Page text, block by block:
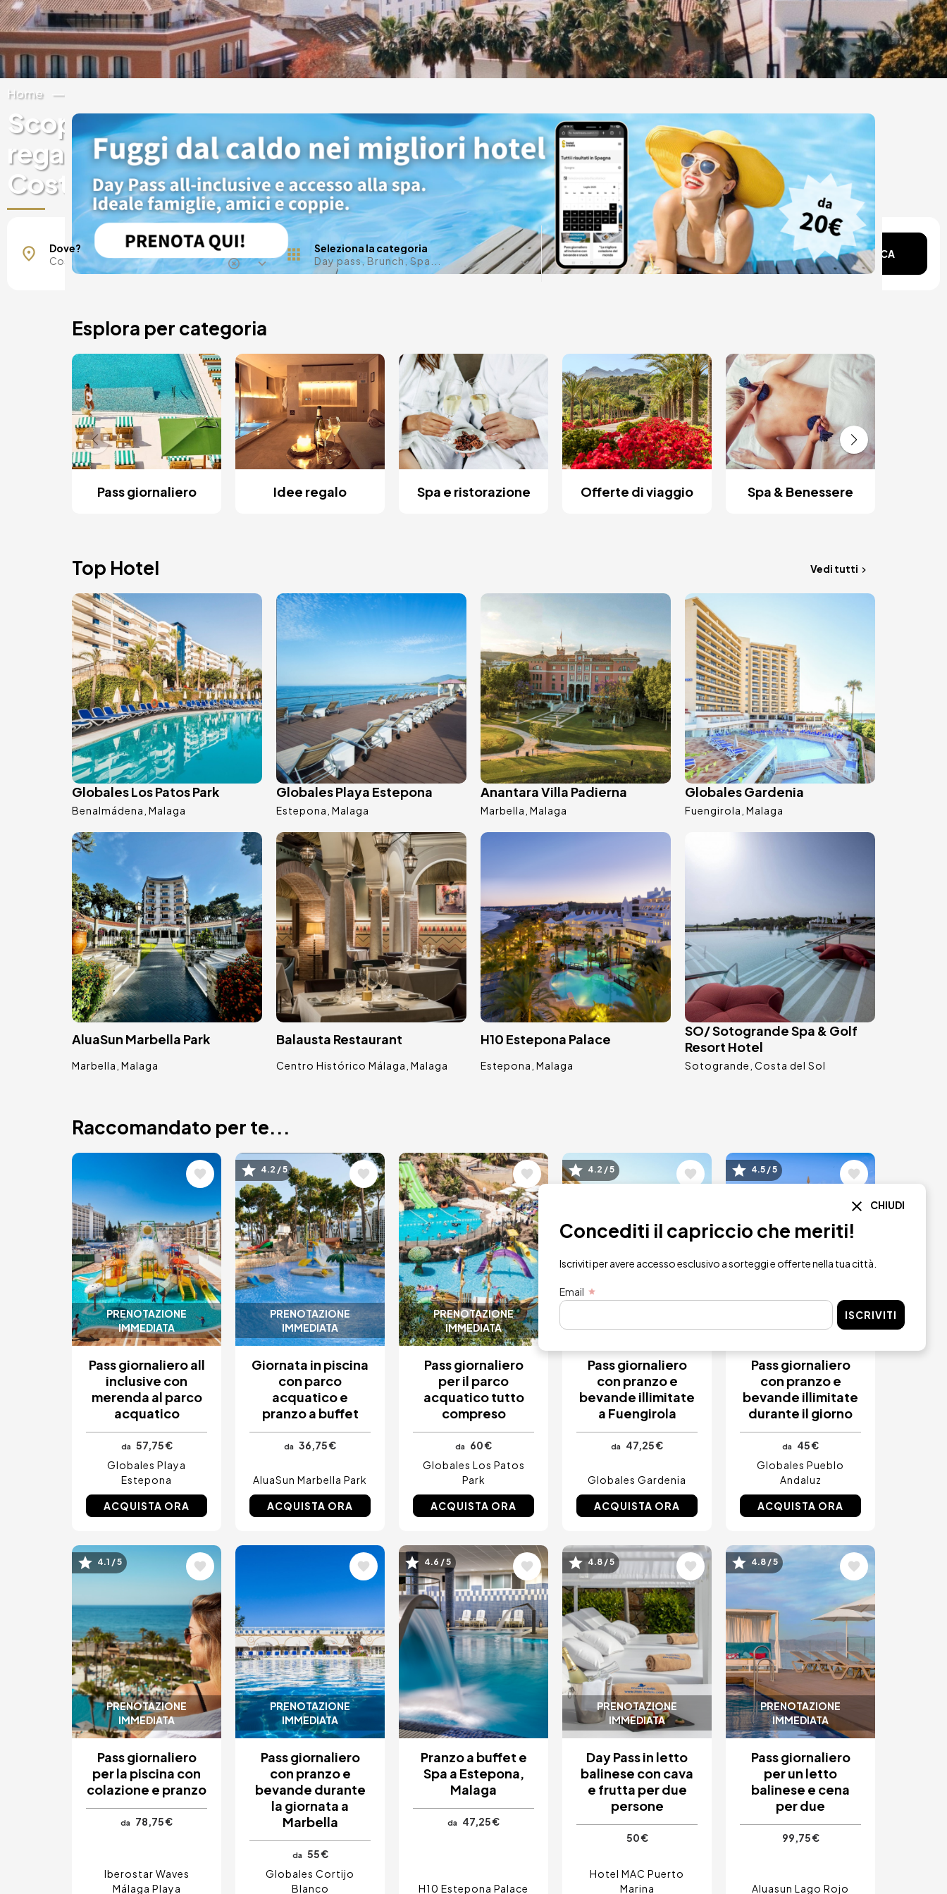
Home
Scopri esperienze e buoni
regalo sui hotel di lusso in
Costa del Sol
Dove?
Seleziona la categoria
Day pass, Brunch, Spa...
Data in mente?
CERCA
Esplora per categoria
Pass giornaliero Idee regalo Spa e ristorazione Offerte di viaggio Spa & Benessere
Top Hotel Vedi tutti
Immagine
Globales Los Patos Park
Benalmádena Malaga
Immagine
Globales Playa Estepona
Estepona Malaga
Immagine
Anantara Villa Padierna
Marbella Malaga
Immagine
Globales Gardenia
Fuengirola Malaga
Immagine
AluaSun Marbella Park
Marbella Malaga
Immagine
Balausta Restaurant
Centro Histórico Málaga Malaga
Immagine
H10 Estepona Palace
Estepona Malaga
SO/ Sotogrande Spa & Golf
Resort Hotel
Sotogrande Costa del Sol
Raccomandato per te...
PRENOTAZIONE
IMMEDIATA
Pass giornaliero all
inclusive con
merenda al parco
acquatico
da 57,75 €
Globales Playa
Estepona
ACQUISTA ORA
PRENOTAZIONE
IMMEDIATA
Immagine
4.2 / 5
Giornata in piscina
con parco
acquatico e
pranzo a buffet
da 36,75 €
AluaSun Marbella Park
ACQUISTA ORA
PRENOTAZIONE
IMMEDIATA
Immagine
Pass giornaliero
per il parco
acquatico tutto
compreso
da
60 €
Globales Los Patos
Park
ACQUISTA ORA
IMMEDIATA
Immagine
4.2 / 5
Pass giornaliero
con pranzo e
bevande illimitate
a Fuengirola
da 47,25 €
Globales Gardenia
ACQUISTA ORA
IMMEDIATA
Immagine
4.5 / 5
Pass giornaliero
con pranzo e
bevande illimitate
durante il giorno
da
45 €
Globales Pueblo
Andaluz
ACQUISTA ORA
PRENOTAZIONE
IMMEDIATA
Immagine
4.1 / 5
Pass giornaliero
per la piscina con
colazione e pranzo
da 78,75 €
Iberostar Waves
Málaga Playa
PRENOTAZIONE
IMMEDIATA
Pass giornaliero
con pranzo e
bevande durante
la giornata a
Marbella
da 55 €
Globales Cortijo
Blanco
Immagine
4.6 / 5
Pranzo a buffet e
Spa a Estepona,
Malaga
da 47,25 €
H10 Estepona Palace
PRENOTAZIONE
IMMEDIATA
Immagine
4.8 / 5
Day Pass in letto
balinese con cava
e frutta per due
persone
50 €
Hotel MAC Puerto
Marina
PRENOTAZIONE
IMMEDIATA
Immagine
4.8 / 5
Pass giornaliero
per un letto
balinese e cena
per due
99,75 €
Aluasun Lago Rojo
CHIUDI
Concediti il capriccio che meriti!
Iscriviti per avere accesso esclusivo a sorteggi e offerte nella tua città.
Email
ISCRIVITI